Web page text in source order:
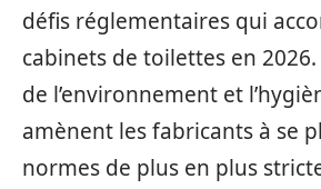
défis réglementaires qui
cabinets de toilettes en
de l’environnement et
amènent les fabricants à se
normes de plus en plus